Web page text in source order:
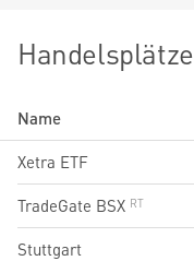
Handelsplätze
Name
Xetra ETF
TradeGate BSX
Stuttgart